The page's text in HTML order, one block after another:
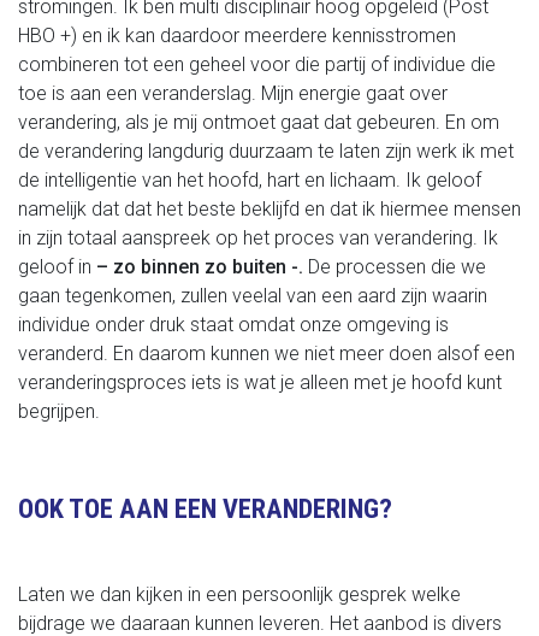
stromingen. Ik ben multi disciplinair hoog opgeleid (Post
HBO +) en ik kan daardoor meerdere kennisstromen
combineren tot een geheel voor die partij of individue die
toe is aan een veranderslag. Mijn energie gaat over
verandering, als je mij ontmoet gaat dat gebeuren. En om
de verandering langdurig duurzaam te laten zijn werk ik met
de intelligentie van het hoofd, hart en lichaam. Ik geloof
namelijk dat dat het beste beklijfd en dat ik hiermee mensen
in zijn totaal aanspreek op het proces van verandering. Ik
geloof in – zo binnen zo buiten -. De processen die we
gaan tegenkomen, zullen veelal van een aard zijn waarin
individue onder druk staat omdat onze omgeving is
veranderd. En daarom kunnen we niet meer doen alsof een
veranderingsproces iets is wat je alleen met je hoofd kunt
begrijpen.
OOK TOE AAN EEN VERANDERING?
Laten we dan kijken in een persoonlijk gesprek welke
bijdrage we daaraan kunnen leveren. Het aanbod is divers